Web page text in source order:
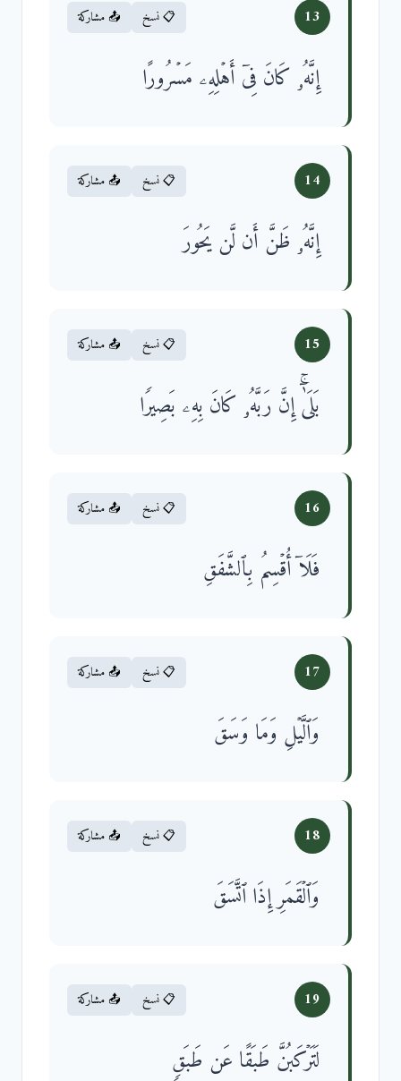
13 📋 نسخ 📤 مشاركة
إِنَّهُۥ كَانَ فِیۤ أَهۡلِهِۦ مَسۡرُورًا
14 📋 نسخ 📤 مشاركة
إِنَّهُۥ ظَنَّ أَن لَّن یَحُورَ
15 📋 نسخ 📤 مشاركة
بَلَىٰۤۚ إِنَّ رَبَّهُۥ كَانَ بِهِۦ بَصِیرࣰا
16 📋 نسخ 📤 مشاركة
فَلَاۤ أُقۡسِمُ بِٱلشَّفَقِ
17 📋 نسخ 📤 مشاركة
وَٱلَّیۡلِ وَمَا وَسَقَ
18 📋 نسخ 📤 مشاركة
وَٱلۡقَمَرِ إِذَا ٱتَّسَقَ
19 📋 نسخ 📤 مشاركة
لَتَرۡكَبُنَّ طَبَقًا عَن طَبَقࣲ